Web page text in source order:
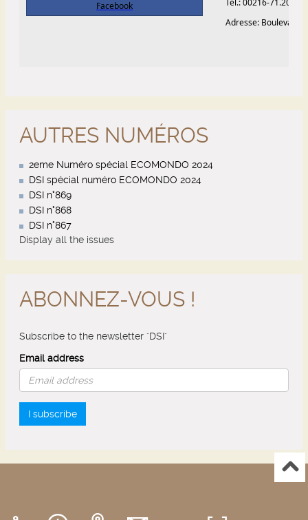
AUTRES NUMÉROS
2eme Numéro spécial ECOMONDO 2024
DSI spécial numéro ECOMONDO 2024
DSI n°869
DSI n°868
DSI n°867
Display all the issues
ABONNEZ-VOUS !
Subscribe to the newsletter "DSI"
Email address
I subscribe